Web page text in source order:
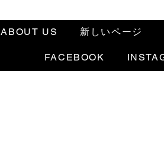
ABOUT US 新しいページ
FACEBOOK